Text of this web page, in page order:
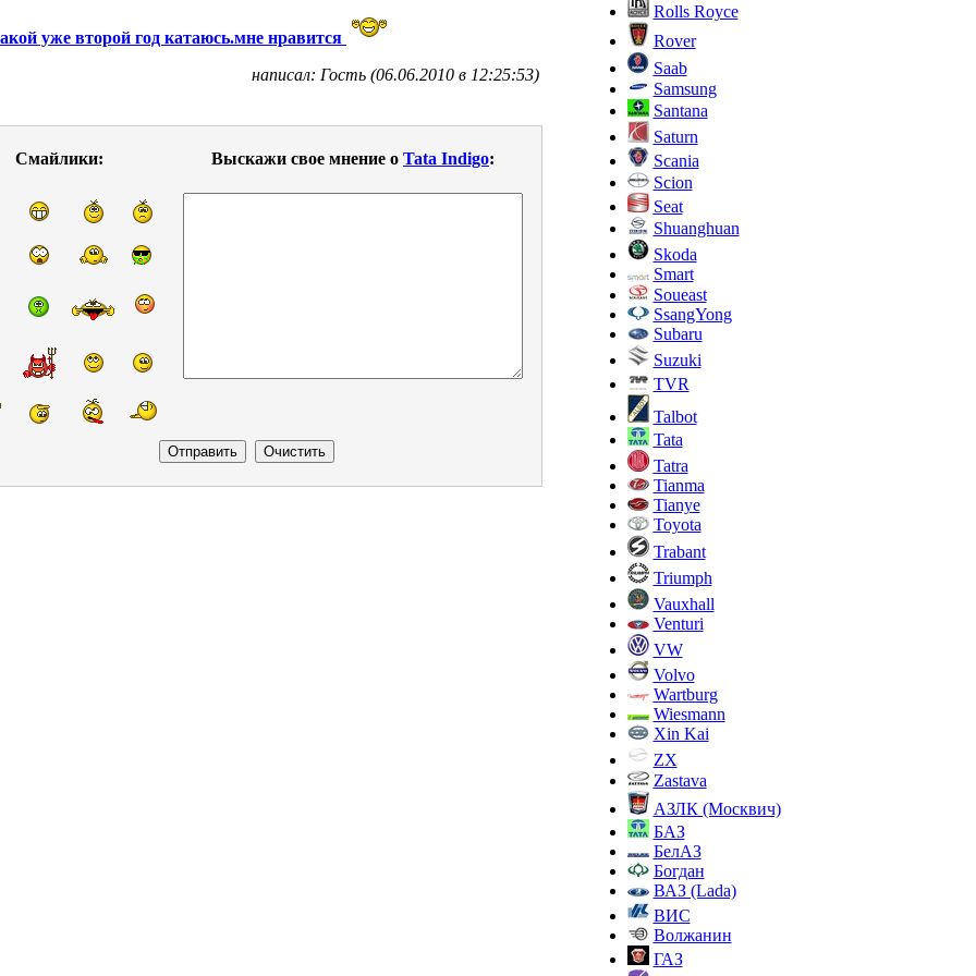
уже второй год катаюсь.мне нравится
написал: Гость (06.06.2010 в 12:25:53)
Смайлики: Выскажи свое мнение о Tata Indigo:
Rolls Royce
Rover
Saab
Samsung
Santana
Saturn
Scania
Scion
Seat
Shuanghuan
Skoda
Smart
Soueast
SsangYong
Subaru
Suzuki
TVR
Talbot
Tata
Tatra
Tianma
Tianye
Toyota
Trabant
Triumph
Vauxhall
Venturi
VW
Volvo
Wartburg
Wiesmann
Xin Kai
ZX
Zastava
АЗЛК (Москвич)
БАЗ
БелАЗ
Богдан
ВАЗ (Lada)
ВИС
Волжанин
ГАЗ